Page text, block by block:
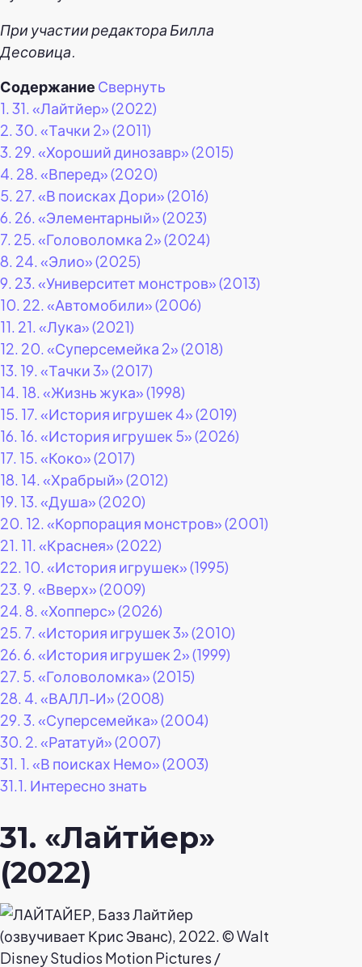
При участии редактора Билла
Десовица.
Содержание Свернуть
1. 31. «Лайтйер» (2022)
2. 30. «Тачки 2» (2011)
3. 29. «Хороший динозавр» (2015)
4. 28. «Вперед» (2020)
5. 27. «В поисках Дори» (2016)
6. 26. «Элементарный» (2023)
7. 25. «Головоломка 2» (2024)
8. 24. «Элио» (2025)
9. 23. «Университет монстров» (2013)
10. 22. «Автомобили» (2006)
11. 21. «Лука» (2021)
12. 20. «Суперсемейка 2» (2018)
13. 19. «Тачки 3» (2017)
14. 18. «Жизнь жука» (1998)
15. 17. «История игрушек 4» (2019)
16. 16. «История игрушек 5» (2026)
17. 15. «Коко» (2017)
18. 14. «Храбрый» (2012)
19. 13. «Душа» (2020)
20. 12. «Корпорация монстров» (2001)
21. 11. «Краснея» (2022)
22. 10. «История игрушек» (1995)
23. 9. «Вверх» (2009)
24. 8. «Хопперс» (2026)
25. 7. «История игрушек 3» (2010)
26. 6. «История игрушек 2» (1999)
27. 5. «Головоломка» (2015)
28. 4. «ВАЛЛ-И» (2008)
29. 3. «Суперсемейка» (2004)
30. 2. «Рататуй» (2007)
31. 1. «В поисках Немо» (2003)
31.1. Интересно знать
31. «Лайтйер»
(2022)